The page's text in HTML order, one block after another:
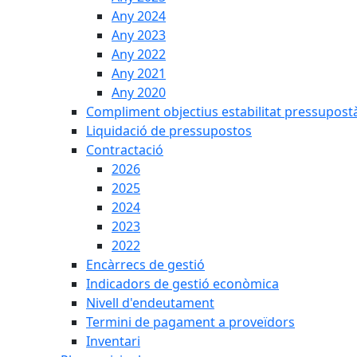
Any 2024
Any 2023
Any 2022
Any 2021
Any 2020
Compliment objectius estabilitat
Liquidació de pressupostos
Contractació
2026
2025
2024
2023
2022
Encàrrecs de gestió
Indicadors de gestió econòmica
Nivell d'endeutament
Termini de pagament a proveïdors
Inventari